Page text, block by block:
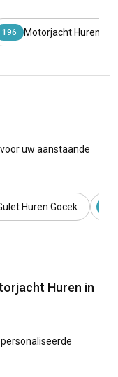
196 Motorjacht Huren
uw aanstaande
Huren Gocek
Huren in